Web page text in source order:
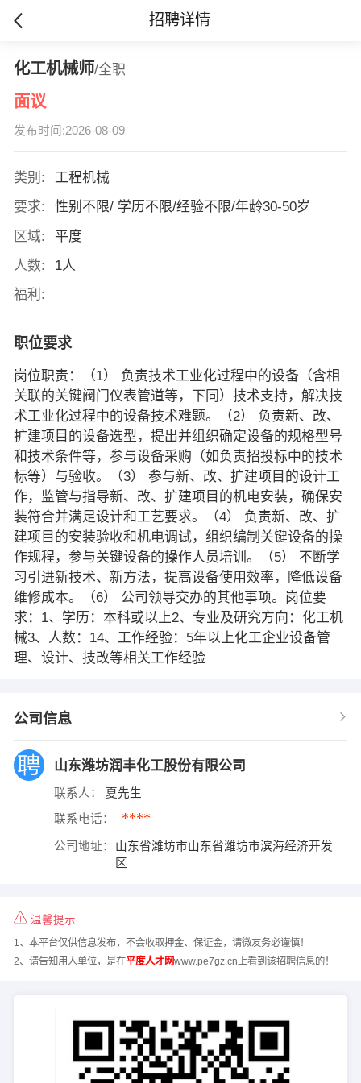
招聘详情
化工机械师/全职
面议
发布时间:2026-08-09
类别:
工程机械
要求:
性别不限/ 学历不限/经验不限/年龄30-50岁
区域:
平度
人数:
1人
福利:
职位要求
岗位职责：（1） 负责技术工业化过程中的设备（含相
关联的关键阀门仪表管道等，下同）技术支持，解决技
术工业化过程中的设备技术难题。（2） 负责新、改、
扩建项目的设备选型，提出并组织确定设备的规格型号
和技术条件等，参与设备采购（如负责招投标中的技术
标等）与验收。（3） 参与新、改、扩建项目的设计工
作，监管与指导新、改、扩建项目的机电安装，确保安
装符合并满足设计和工艺要求。（4） 负责新、改、扩
建项目的安装验收和机电调试，组织编制关键设备的操
作规程，参与关键设备的操作人员培训。（5） 不断学
习引进新技术、新方法，提高设备使用效率，降低设备
维修成本。（6） 公司领导交办的其他事项。岗位要
求：1、学历：本科或以上2、专业及研究方向：化工机
械3、人数：14、工作经验：5年以上化工企业设备管
理、设计、技改等相关工作经验
公司信息
山东潍坊润丰化工股份有限公司
联系人： 夏先生
联系电话： ****
公司地址：
山东省潍坊市山东省潍坊市滨海经济开发
区
温馨提示
1、本平台仅供信息发布，不会收取押金、保证金，请微友务必谨慎！
2、请告知用人单位，是在平度人才网www.pe7gz.cn上看到该招聘信息的！